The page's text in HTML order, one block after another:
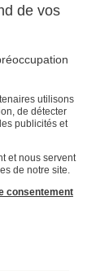
de vos
utilisons
de détecter
publicités et
et nous servent
de notre site.
consentement